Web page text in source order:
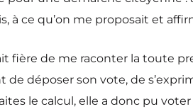
à ce qu’on me proposait et
fière de me raconter la toute
déposer son vote, de
le calcul, elle a donc pu